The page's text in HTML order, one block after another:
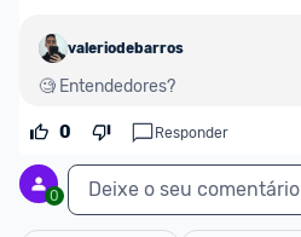
valeriodebarros
🧐 Entendedores?
0 Responder
0 Deixe o seu comentário